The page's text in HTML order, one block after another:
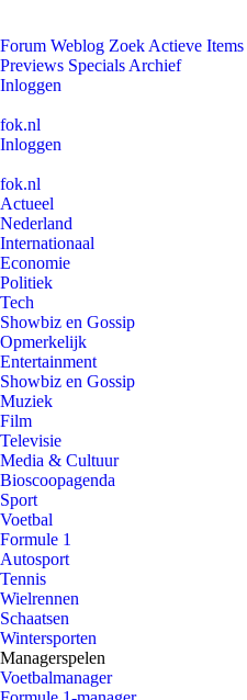
Forum Weblog Zoek Actieve Items
Previews Specials Archief
Inloggen
fok.nl
Inloggen
fok.nl
Actueel
Nederland
Internationaal
Economie
Politiek
Tech
Showbiz en Gossip
Opmerkelijk
Entertainment
Showbiz en Gossip
Muziek
Film
Televisie
Media & Cultuur
Bioscoopagenda
Sport
Voetbal
Formule 1
Autosport
Tennis
Wielrennen
Schaatsen
Wintersporten
Managerspelen
Voetbalmanager